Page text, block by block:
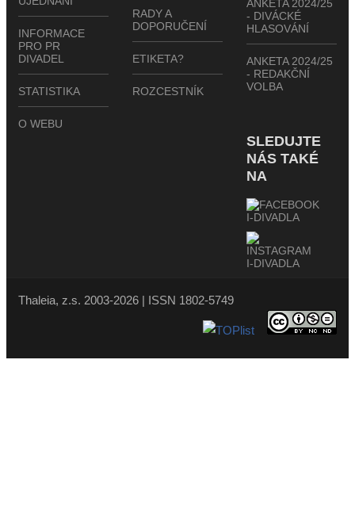
INFORMACE
PRO PR
DIVADEL
STATISTIKA
O WEBU
RADY A
DOPORUČENÍ
ETIKETA?
ROZCESTNÍK
ANKETA 2024/25
- DIVÁCKÉ
HLASOVÁNÍ
ANKETA 2024/25
- REDAKČNÍ
VOLBA
SLEDUJTE
NÁS TAKÉ
NA
Thaleia, z.s. 2003-2026 | ISSN 1802-5749